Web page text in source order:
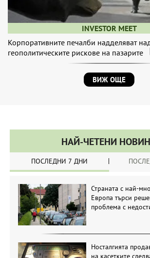
INVESTOR MEET
Корпоративните печалби надделяват
геополитическите рискове на пазарите
ВИЖ ОЩЕ
НАЙ-ЧЕТЕНИ
ПОСЛЕДНИ 7 ДНИ
Страната с най-
Европа търси
проблема с
Носталгията
на касетките